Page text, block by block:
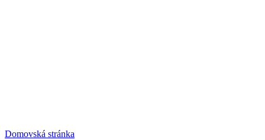
Domovská stránka